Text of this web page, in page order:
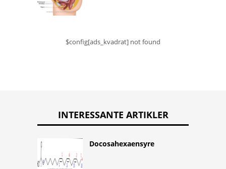
$config[ads_kvadrat] not found
INTERESSANTE ARTIKLER
Docosahexaensyre